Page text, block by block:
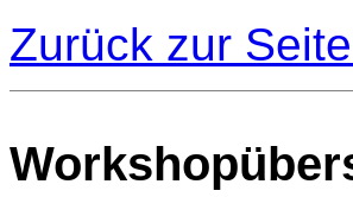
Zurück zur